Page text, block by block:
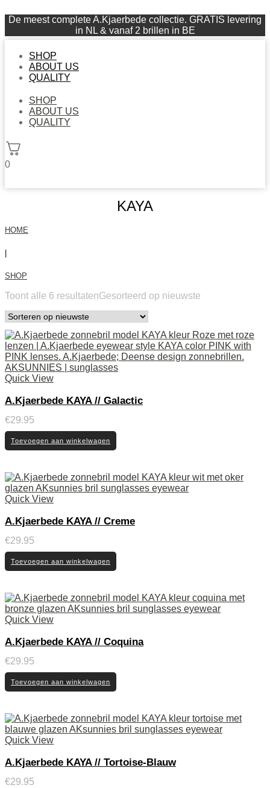
De meest complete A.Kjaerbede collectie. GRATIS levering
in NL & vanaf 2 brillen in BE
SHOP
ABOUT US
QUALITY
SHOP
ABOUT US
QUALITY
0
KAYA
HOME
SHOP
Toont alle 6 resultatenGesorteerd op nieuwste
Quick View
A.Kjaerbede KAYA // Galactic
€29.95
Toevoegen aan winkelwagen
Quick View
A.Kjaerbede KAYA // Creme
€29.95
Toevoegen aan winkelwagen
Quick View
A.Kjaerbede KAYA // Coquina
€29.95
Toevoegen aan winkelwagen
Quick View
A.Kjaerbede KAYA // Tortoise-Blauw
€29.95